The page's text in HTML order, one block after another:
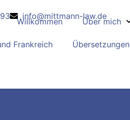
info@mittmann-law.de
Willkommen Über mich
Frankreich Übersetzungen